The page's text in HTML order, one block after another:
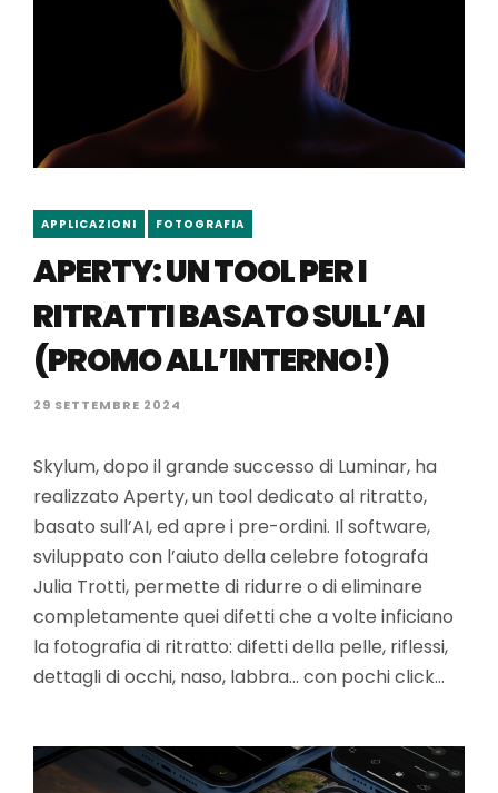
APPLICAZIONI FOTOGRAFIA
APERTY: UN TOOL PER I
RITRATTI BASATO SULL’AI
(PROMO ALL’INTERNO!)
29 SETTEMBRE 2024
Skylum, dopo il grande successo di Luminar, ha
realizzato Aperty, un tool dedicato al ritratto,
basato sull’AI, ed apre i pre-ordini. Il software,
sviluppato con l’aiuto della celebre fotografa
Julia Trotti, permette di ridurre o di eliminare
completamente quei difetti che a volte inficiano
la fotografia di ritratto: difetti della pelle, riflessi,
dettagli di occhi, naso, labbra… con pochi click…